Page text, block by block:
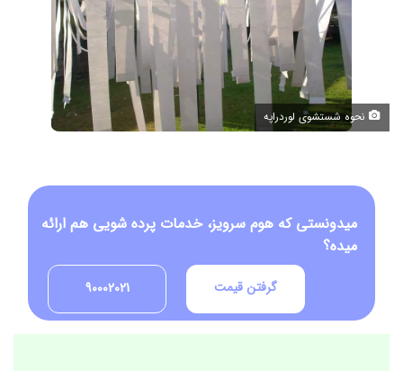
نحوه شستشوی لوردراپه
میدونستی که هوم سرویز، خدمات پرده شویی هم ارائه
میده؟
90002021 گرفتن قیمت